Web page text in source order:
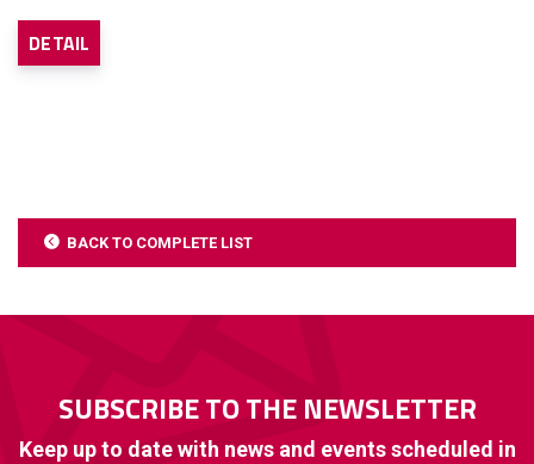
DETAIL
BACK TO COMPLETE LIST
SUBSCRIBE TO THE NEWSLETTER
Keep up to date with news and events scheduled in